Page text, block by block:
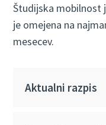
Študijska mobilnost
je omejena na
mesecev.
Aktualni razpis